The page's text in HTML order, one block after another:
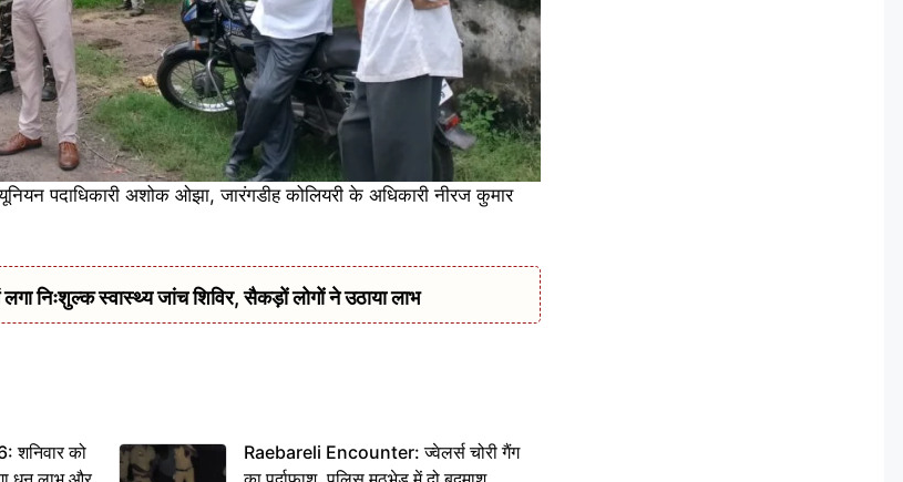
पदाधिकारी अशोक ओझा, जारंगडीह कोलियरी के अधिकारी नीरज कुमार
निःशुल्क स्वास्थ्य जांच शिविर, सैकड़ों लोगों ने उठाया लाभ
को
Raebareli Encounter: ज्वेलर्स चोरी गैंग